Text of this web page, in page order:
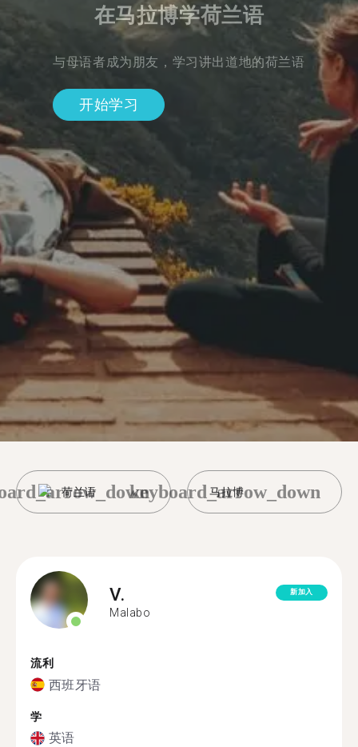
在马拉博学荷兰语
与母语者成为朋友，学习讲出道地的荷兰语
开始学习
荷兰语 马拉博
keyboard_arrow_down
V.
Malabo
新加入
流利
西班牙语
学
英语